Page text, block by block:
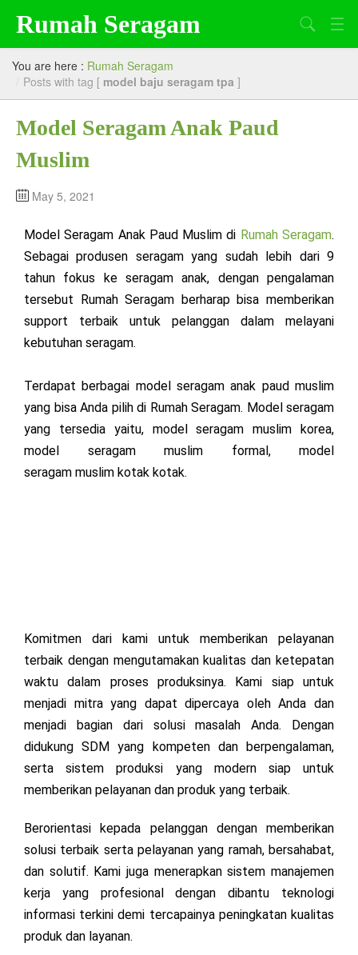
Rumah Seragam
Beranda
Tentang Kami
Produk
Artikel
Lowongan Kerja
You are here : Rumah Seragam
/ Posts with tag [ model baju seragam tpa ]
Model Seragam Anak Paud
Muslim
May 5, 2021
Model Seragam Anak Paud Muslim di Rumah Seragam.
Sebagai produsen seragam yang sudah lebih dari 9
tahun fokus ke seragam anak, dengan pengalaman
tersebut Rumah Seragam berharap bisa memberikan
support terbaik untuk pelanggan dalam melayani
kebutuhan seragam.
Terdapat berbagai model seragam anak paud muslim
yang bisa Anda pilih di Rumah Seragam. Model seragam
yang tersedia yaitu, model seragam muslim korea,
model seragam muslim
formal, model
seragam muslim kotak kotak.
Komitmen dari kami untuk memberikan pelayanan
terbaik dengan mengutamakan kualitas dan ketepatan
waktu dalam proses produksinya. Kami siap untuk
menjadi mitra yang dapat dipercaya oleh Anda dan
menjadi bagian dari solusi masalah Anda. Dengan
didukung SDM yang kompeten dan berpengalaman,
serta sistem produksi yang modern siap untuk
memberikan pelayanan dan produk yang terbaik.
Berorientasi kepada pelanggan dengan memberikan
solusi terbaik serta pelayanan yang ramah, bersahabat,
dan solutif. Kami juga menerapkan sistem manajemen
kerja yang profesional dengan dibantu teknologi
informasi terkini demi tercapainya peningkatan kualitas
produk dan layanan.